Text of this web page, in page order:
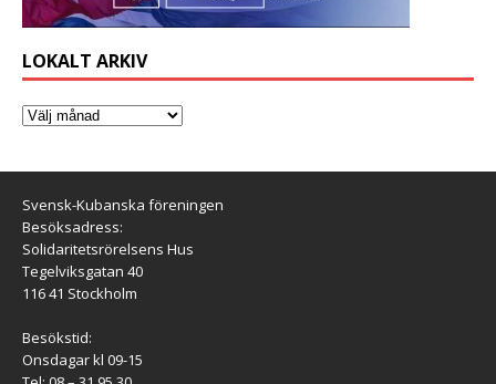
LOKALT ARKIV
Svensk-Kubanska föreningen
Besöksadress:
Solidaritetsrörelsens Hus
Tegelviksgatan 40
116 41 Stockholm
Besökstid:
Onsdagar kl 09-15